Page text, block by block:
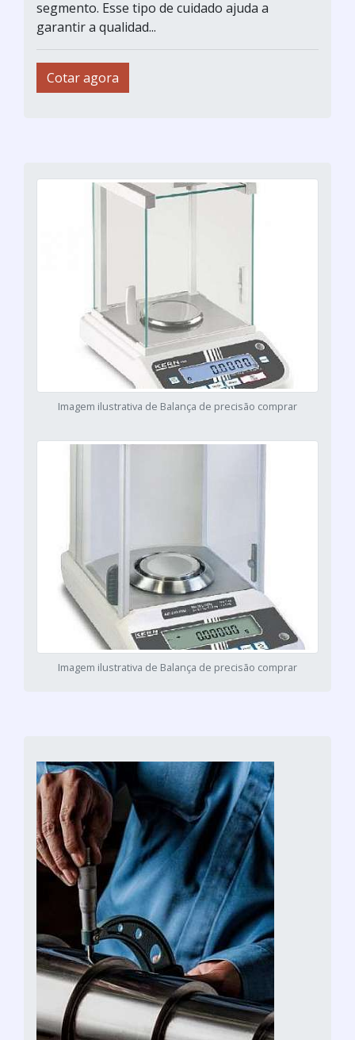
segmento. Esse tipo de cuidado ajuda a
garantir a qualidad...
Cotar agora
Imagem ilustrativa de Balança de precisão comprar
Imagem ilustrativa de Balança de precisão comprar